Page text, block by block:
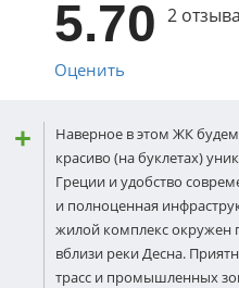
5.70 2 отзыва
Оценить
Наверное в этом ЖК
красиво (на буклетах)
Греции и удобство
и полноценная
жилой комплекс окружен
вблизи реки Десна.
трасс и промышленных